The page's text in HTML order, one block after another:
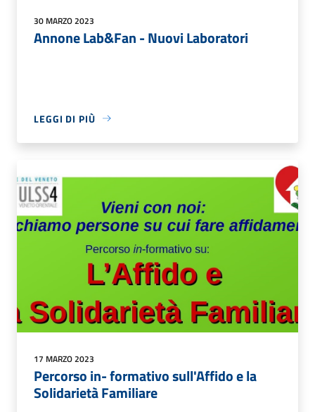
30 MARZO 2023
Annone Lab&Fan - Nuovi Laboratori
LEGGI DI PIÙ
17 MARZO 2023
Percorso in- formativo sull'Affido e la
Solidarietà Familiare